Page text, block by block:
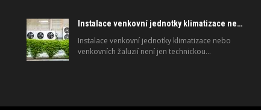
Instalace venkovní jednotky klimatizace nebo žaluzií podléhá jasným právním pravidlům
Instalace venkovní jednotky klimatizace nebo
venkovních žaluzií není jen technickou…